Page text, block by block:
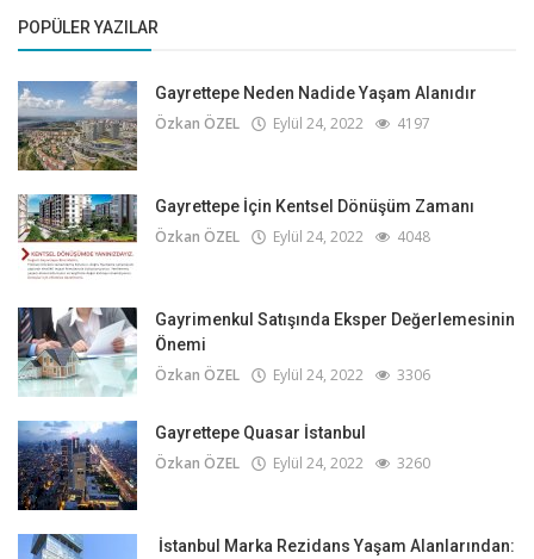
POPÜLER YAZILAR
Gayrettepe Neden Nadide Yaşam Alanıdır
Özkan ÖZEL Eylül 24, 2022 4197
Gayrettepe İçin Kentsel Dönüşüm Zamanı
Özkan ÖZEL Eylül 24, 2022 4048
Gayrimenkul Satışında Eksper Değerlemesinin
Önemi
Özkan ÖZEL Eylül 24, 2022 3306
Gayrettepe Quasar İstanbul
Özkan ÖZEL Eylül 24, 2022 3260
İstanbul Marka Rezidans Yaşam Alanlarından: